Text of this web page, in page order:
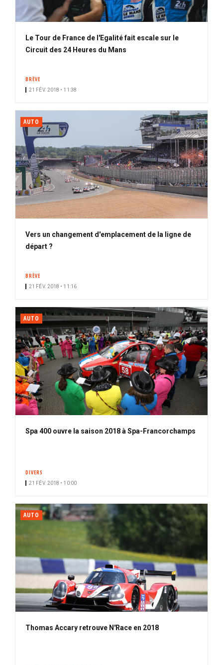
Le Tour de France de l'Egalité fait escale sur le
Circuit des 24 Heures du Mans
BRÈVE
21 FÉV. 2018 • 11:38
AUTO
Vers un changement d'emplacement de la ligne de
départ ?
BRÈVE
21 FÉV. 2018 • 11:16
AUTO
Spa 400 ouvre la saison 2018 à Spa-Francorchamps
DIVERS
21 FÉV. 2018 • 10:00
AUTO
Thomas Accary retrouve N'Race en 2018